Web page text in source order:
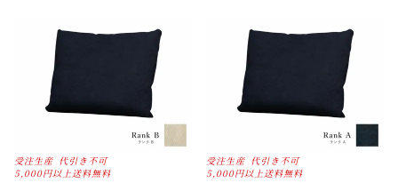
受注生産 代引き不可
5,000円以上送料無料
受注生産 代引き不可
5,000円以上送料無料